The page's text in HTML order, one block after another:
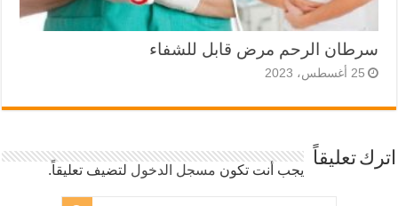
سرطان الرحم مرض قابل للشفاء
25 أغسطس، 2023
اترك تعليقاً
يجب أنت تكون مسجل الدخول لتضيف تعليقاً.